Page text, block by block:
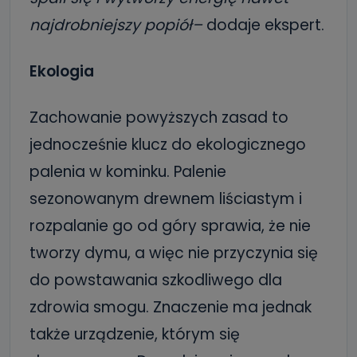
najdrobniejszy popiół– dodaje ekspert.
Ekologia
Zachowanie powyższych zasad to
jednocześnie klucz do ekologicznego
palenia w kominku. Palenie
sezonowanym drewnem liściastym i
rozpalanie go od góry sprawia, że nie
tworzy dymu, a więc nie przyczynia się
do powstawania szkodliwego dla
zdrowia smogu. Znaczenie ma jednak
także urządzenie, którym się